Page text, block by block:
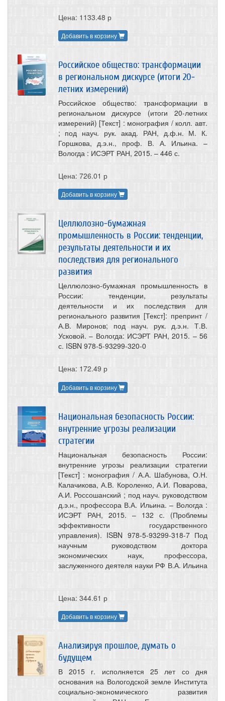
Цена: 1133.48 р
Добавить в корзину
Российское общество: трансформации
в региональном дискурсе (итоги 20-
летних измерений)
Российское общество: трансформации в
региональном дискурсе (итоги 20-летних
измерений) [Текст] : монография / колл. авт.
; под науч. рук. акад. РАН, д.ф.н. М. К.
Горшкова, д.э.н., проф. В. А. Ильина. –
Вологда : ИСЭРТ РАН, 2015. – 446 с.
Цена: 726.01 р
Добавить в корзину
Целлюлозно-бумажная
промышленность в России: тенденции,
результаты деятельности и их
последствия для регионального
развития
Целлюлозно-бумажная промышленность в
России: тенденции, результаты
деятельности и их последствия для
регионального развития [Текст]: препринт /
А.В. Миронов; под науч. рук. д.э.н. Т.В.
Усковой. – Вологда: ИСЭРТ РАН, 2015. – 56
с. ISBN 978-5-93299-320-0
Цена: 172.49 р
Добавить в корзину
Национальная безопасность России:
внутренние угрозы реализации
стратегии
Национальная безопасность России:
внутренние угрозы реализации стратегии
[Текст] : монография / А.А. Шабунова, О.Н.
Калачикова, А.В. Короленко, А.И. Поварова,
А.И. Россошанский ; под науч. руководством
д.э.н., профессора В.А. Ильина. – Вологда :
ИСЭРТ РАН, 2015. – 132 с. (Проблемы
эффективности государственного
управления). ISBN 978-5-93299-318-7 Под
научным руководством доктора
экономических наук, профессора,
заслуженного деятеля науки РФ В.А. Ильина
Цена: 344.61 р
Добавить в корзину
Анализируя прошлое, думать о
будущем
В 2015 г. исполняется 25 лет со дня
основания на Вологодской земле Института
социально-экономического развития